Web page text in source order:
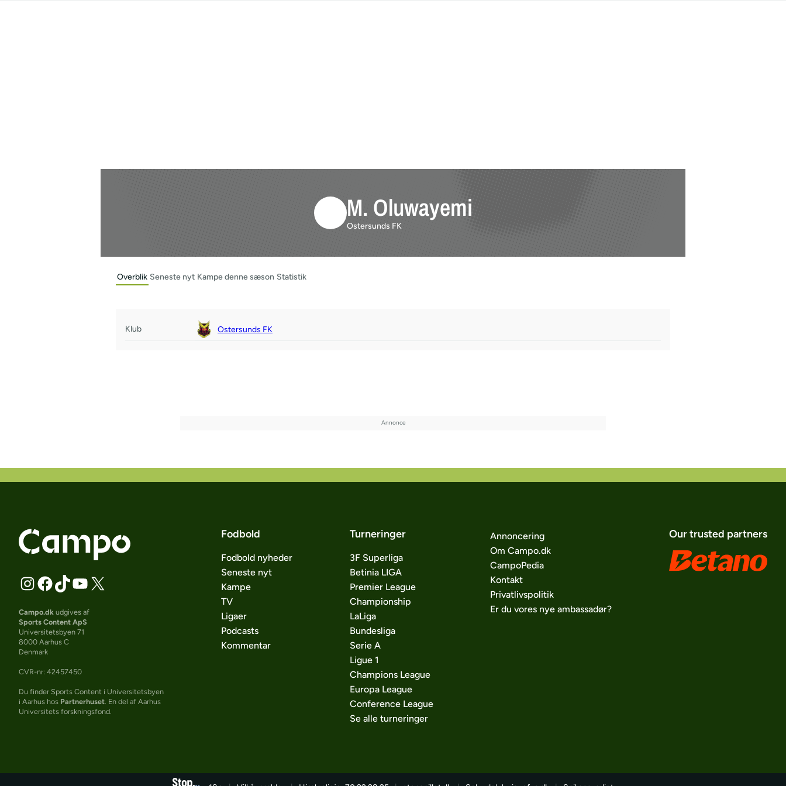
M. Oluwayemi
Ostersunds FK
Overblik Seneste nyt Kampe denne sæson Statistik
Klub Ostersunds FK
Campo.dk udgives af
Sports Content ApS
Universitetsbyen 71
8000 Aarhus C
Denmark
CVR-nr: 42457450
Du finder Sports Content i Universitetsbyen
i Aarhus hos Partnerhuset . En del af Aarhus
Universitets forskningsfond.
Fodbold
Fodbold nyheder
Seneste nyt
Kampe
TV
Ligaer
Podcasts
Kommentar
Turneringer
3F Superliga
Betinia LIGA
Premier League
Championship
LaLiga
Bundesliga
Serie A
Ligue 1
Champions League
Europa League
Conference League
Se alle turneringer
Annoncering
Om Campo.dk
CampoPedia
Kontakt
Privatlivspolitik
Er du vores nye ambassadør?
Our trusted partners